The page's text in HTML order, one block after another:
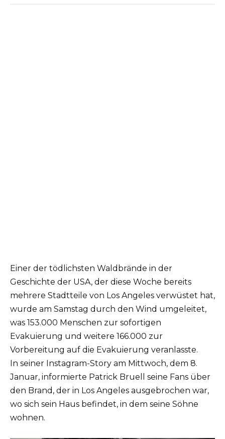
Einer der tödlichsten Waldbrände in der
Geschichte der USA, der diese Woche bereits
mehrere Stadtteile von Los Angeles verwüstet hat,
wurde am Samstag durch den Wind umgeleitet,
was 153.000 Menschen zur sofortigen
Evakuierung und weitere 166.000 zur
Vorbereitung auf die Evakuierung veranlasste.
In seiner Instagram-Story am Mittwoch, dem 8.
Januar, informierte Patrick Bruell seine Fans über
den Brand, der in Los Angeles ausgebrochen war,
wo sich sein Haus befindet, in dem seine Söhne
wohnen.